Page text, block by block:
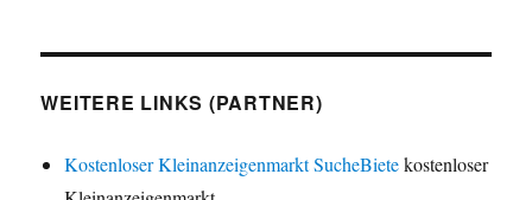
WEITERE LINKS (PARTNER)
Kostenloser Kleinanzeigenmarkt SucheBietekostenloser